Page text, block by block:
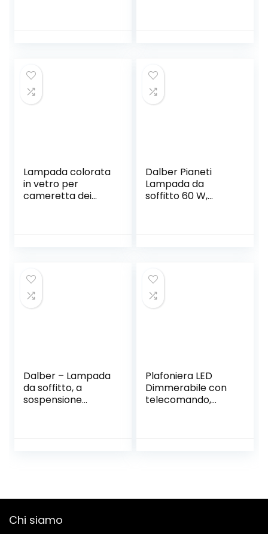
temperatura
colore regolabile
in continuo 3000-
Lampada colorata
in vetro per
cameretta dei
Dalber Pianeti
Lampada da
soffitto 60 W,
Dalber – Lampada
da soffitto, a
sospensione
Plafoniera LED
Dimmerabile con
telecomando,
Soggiorno,
Chi siamo